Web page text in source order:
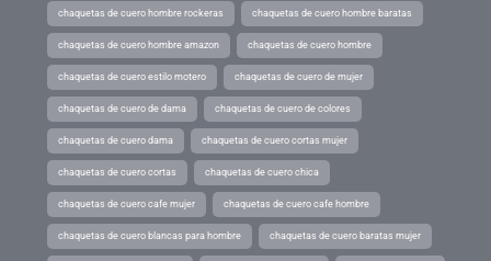
chaquetas de cuero hombre rockeras chaquetas de cuero hombre baratas
chaquetas de cuero hombre amazon chaquetas de cuero hombre
chaquetas de cuero estilo motero chaquetas de cuero de mujer
chaquetas de cuero de dama chaquetas de cuero de colores
chaquetas de cuero dama chaquetas de cuero cortas mujer
chaquetas de cuero cortas chaquetas de cuero chica
chaquetas de cuero cafe mujer chaquetas de cuero cafe hombre
chaquetas de cuero blancas para hombre chaquetas de cuero baratas mujer